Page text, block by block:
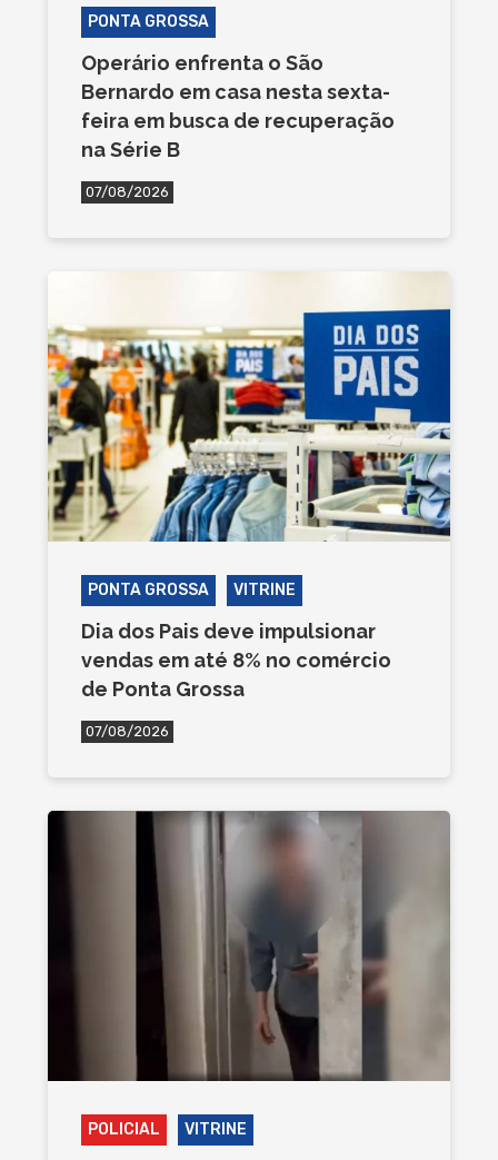
PONTA GROSSA
Operário enfrenta o São
Bernardo em casa nesta sexta-
feira em busca de recuperação
na Série B
07/08/2026
PONTA GROSSA VITRINE
Dia dos Pais deve impulsionar
vendas em até 8% no comércio
de Ponta Grossa
07/08/2026
POLICIAL VITRINE